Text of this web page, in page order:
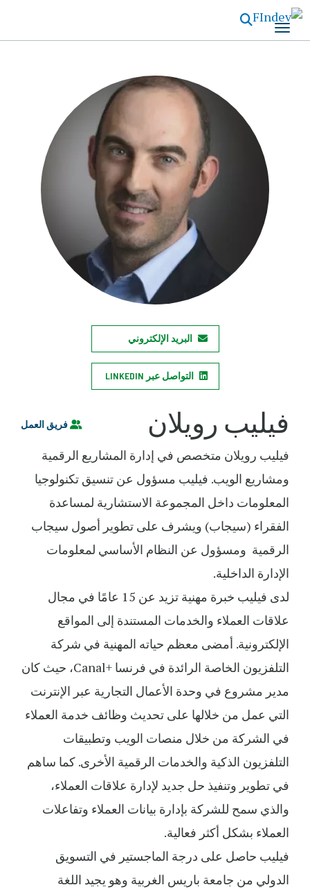
البريد الإلكتروني
التواصل عبر LINKEDIN
فريق العمل فيليب رويلان
فيليب رويلان متخصص في إدارة المشاريع الرقمية
ومشاريع الويب. فيليب مسؤول عن تنسيق تكنولوجيا
المعلومات داخل المجموعة الاستشارية لمساعدة
الفقراء (سيجاب) ويشرف على تطوير أصول سيجاب
الرقمية ومسؤول عن النظام الأساسي لمعلومات
الإدارة الداخلية.
لدى فيليب خبرة مهنية تزيد عن 15 عامًا في مجال
علاقات العملاء والخدمات المستندة إلى المواقع
الإلكترونية. أمضى معظم حياته المهنية في شركة
التلفزيون الخاصة الرائدة في فرنسا +Canal، حيث كان
مدير مشروع في وحدة الأعمال التجارية عبر الإنترنت
التي عمل من خلالها على تحديث وظائف خدمة العملاء
في الشركة من خلال منصات الويب وتطبيقات
التلفزيون الذكية والخدمات الرقمية الأخرى. كما ساهم
في تطوير وتنفيذ حل جديد لإدارة علاقات العملاء،
والذي سمح للشركة بإدارة بيانات العملاء وتفاعلات
العملاء بشكل أكثر فعالية.
فيليب حاصل على درجة الماجستير في التسويق
الدولي من جامعة باريس الغربية وهو يجيد اللغة